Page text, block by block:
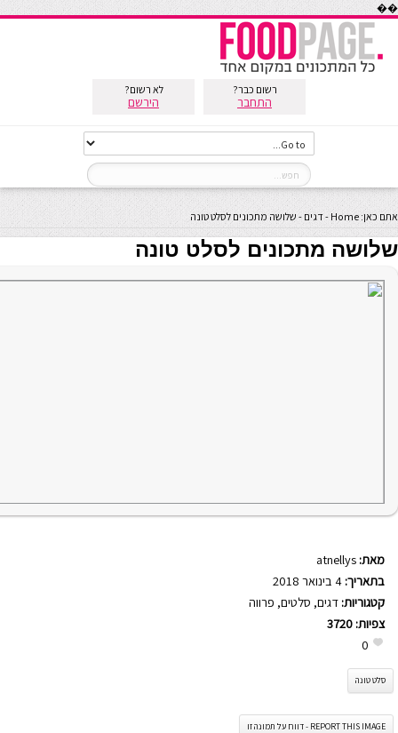
��
רשום כבר?
התחבר
לא רשום?
הירשם
אתם כאן: Home
-דגים - שלושה מתכונים לסלט טונה
שלושה מתכונים לסלט טונה
מאת: atnellys
בתאריך:
קטגוריות: דגים, סלטים, פרווה
צפיות: 3720
0
סלט טונה
REPORT THIS IMAGE - דווח על תמונה זו